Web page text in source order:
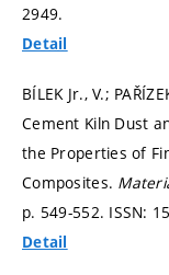
2949.
Detail
BÍLEK Jr., V.;
Cement Kiln Dust
the Properties of
Composites.
p. 549-552. ISSN:
Detail